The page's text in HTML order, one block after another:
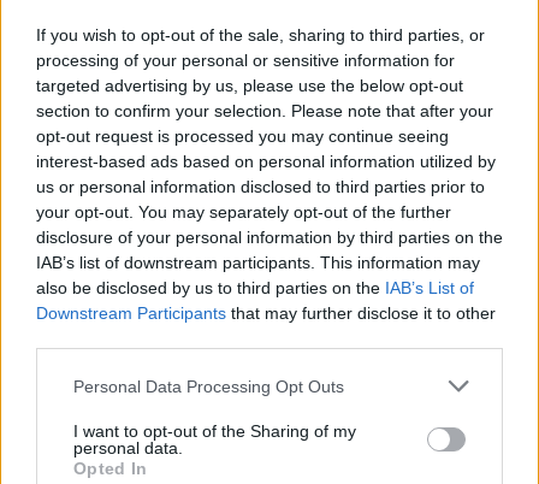
If you wish to opt-out of the sale, sharing to third parties, or
processing of your personal or sensitive information for
targeted advertising by us, please use the below opt-out
section to confirm your selection. Please note that after your
opt-out request is processed you may continue seeing
interest-based ads based on personal information utilized by
us or personal information disclosed to third parties prior to
your opt-out. You may separately opt-out of the further
disclosure of your personal information by third parties on the
IAB’s list of downstream participants. This information may
also be disclosed by us to third parties on the IAB’s List of
Downstream Participants that may further disclose it to other
Personal Data Processing Opt Outs
I want to opt-out of the Sharing of my
personal data.
Opted In
cm
Pris: 17.025:-
cm
Pris: 13.355:-
Quadrio
mod 09, Höjd
86 cm
Pris: Fr. 7.960:-
Quadrio
mod 10, Höjd
176 cm